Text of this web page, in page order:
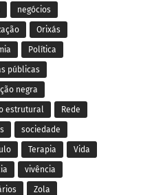
negócios
Orixás
Política
públicas
negra
estrutural Rede
sociedade
Terapia Vida
vivência
Zola